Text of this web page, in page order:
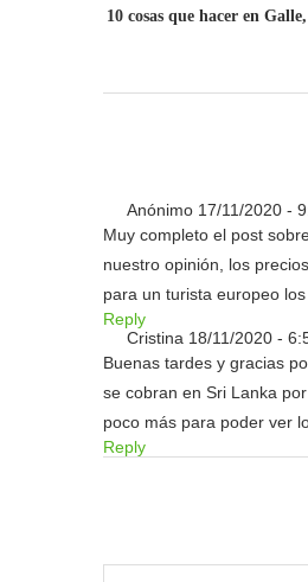
10 cosas que hacer en
Anónimo 17/11/2020 -
Muy completo el post
nuestro opinión, los
para un turista europeo
Reply
Cristina 18/11/2020 -
Buenas tardes y gracias
se cobran en Sri Lanka
poco más para poder ver
Reply